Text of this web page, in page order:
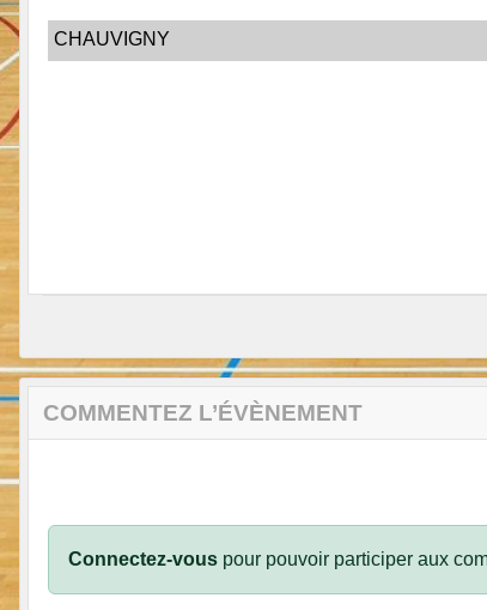
CHAUVIGNY
COMMENTEZ L’ÉVÈNEMENT
Connectez-vous pour pouvoir participer aux